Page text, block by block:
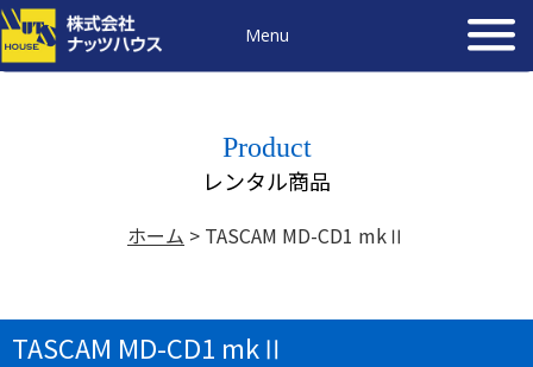
Menu
Product
レンタル商品
ホーム > TASCAM MD-CD1 mkⅡ
TASCAM MD-CD1 mkⅡ